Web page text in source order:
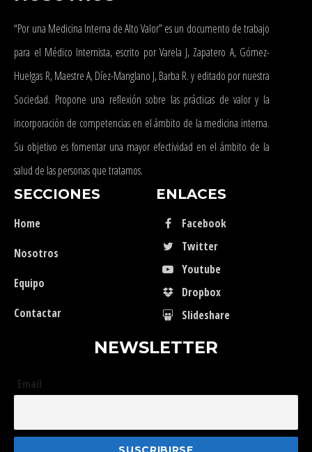
“Por una Medicina Interna de Alto Valor” es un documento de trabajo
para el Médico Internista, escrito por Varela J, Zapatero A, Gómez-
Huelgas R, Maestre A, Díez-Manglano J, Barba R. y editado por nuestra
Sociedad. Propone una reflexión sobre las prácticas de valor y la
incorporación de competencias en el ámbito de la medicina interna.
Su objetivo es fomentar una mayor efectividad en el ámbito de la
salud de las personas que tratamos.
SECCIONES
Home
Nosotros
Equipo
Contactar
ENLACES
Facebook
Twitter
Youtube
Dropbox
Slideshare
NEWSLETTER
Email